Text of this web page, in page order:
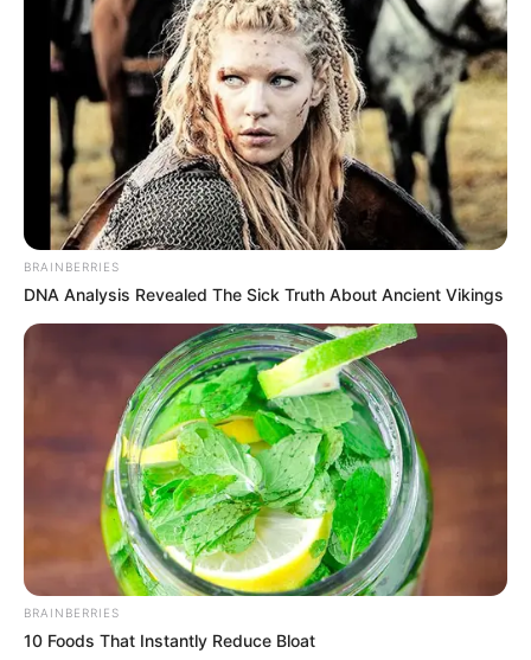
BRAINBERRIES
DNA Analysis Revealed The Sick Truth About Ancient Vikings
BRAINBERRIES
10 Foods That Instantly Reduce Bloat